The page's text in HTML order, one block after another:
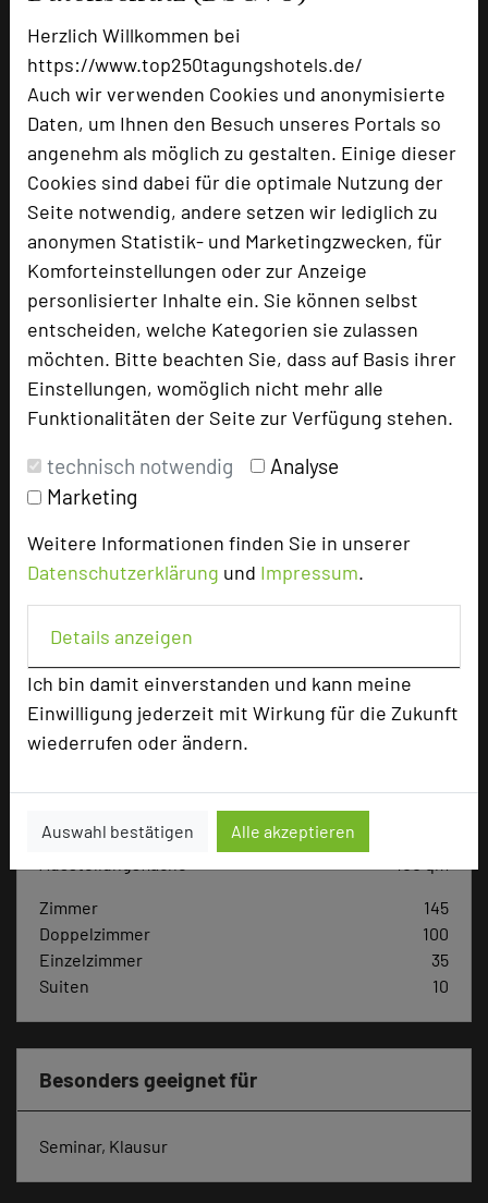
Herzlich Willkommen bei
https://www.top250tagungshotels.de/
Auch wir verwenden Cookies und anonymisierte
Daten, um Ihnen den Besuch unseres Portals so
angenehm als möglich zu gestalten. Einige dieser
Cookies sind dabei für die optimale Nutzung der
Seite notwendig, andere setzen wir lediglich zu
anonymen Statistik- und Marketingzwecken, für
Komforteinstellungen oder zur Anzeige
personlisierter Inhalte ein. Sie können selbst
entscheiden, welche Kategorien sie zulassen
möchten. Bitte beachten Sie, dass auf Basis ihrer
Einstellungen, womöglich nicht mehr alle
Funktionalitäten der Seite zur Verfügung stehen.
technisch notwendig
Analyse
Marketing
Weitere Informationen finden Sie in unserer
Datenschutzerklärung und Impressum.
Details anzeigen
Ich bin damit einverstanden und kann meine
Einwilligung jederzeit mit Wirkung für die Zukunft
wiederrufen oder ändern.
Auswahl bestätigen Alle akzeptieren
Ringhotel Krone Schnetzenhausen
Untere Mühlbachstraße 1
88045 Friedrichshafen
phone +49 7541 408-0
mail Email
language Homepage
zur Tagungsanfrage hinzufügen
Hotel bewerten
Hoteldaten
Max. Tagungskapazität (Personen)
U-Form
Reihenbestuhlung
50
Zimmer
145
Doppelzimmer
100
Einzelzimmer
35
Suiten
10
Besonders geeignet für
Seminar, Klausur